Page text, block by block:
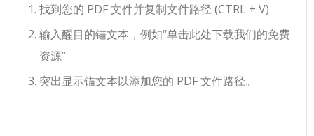
找到您的 PDF 文件并复制文件路径 (CTRL + V)
输入醒目的锚文本，例如“单击此处下载我们的免费
资源”
突出显示锚文本以添加您的 PDF 文件路径。